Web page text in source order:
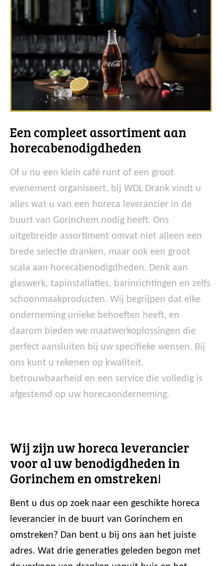
Een compleet assortiment aan
horecabenodigdheden
Of u nu een klein café runt of een groot
evenement organiseert, bij WDL Drank vindt u
alles wat u van een horeca leverancier in de
buurt van Gorinchem nodig heeft. Ons
uitgebreide assortiment omvat niet alleen een
brede selectie dranken, maar ook een groot
scala aan horecabenodigdheden. Denk aan
glaswerk, tapinstallaties, barinrichtingen en zelfs
schoonmaakproducten. Wij begrijpen dat elke
onderneming unieke behoeften heeft, en
daarom bieden we maatwerkoplossingen die
perfect aansluiten bij uw specifieke wensen. Bij
ons kunt u rekenen op kwaliteit,
betrouwbaarheid en een service die volledig is
afgestemd op uw horecaonderneming.
Wij zijn uw horeca leverancier
voor al uw benodigdheden in
Gorinchem en omstreken!
Bent u dus op zoek naar een geschikte horeca
leverancier in de buurt van Gorinchem en
omstreken? Dan bent u bij ons aan het juiste
adres. Wat drie generaties geleden begon met